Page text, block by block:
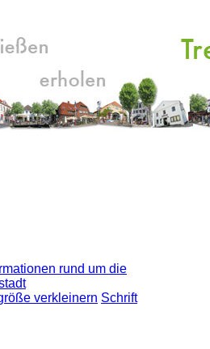
rund um die
verkleinern Schrift